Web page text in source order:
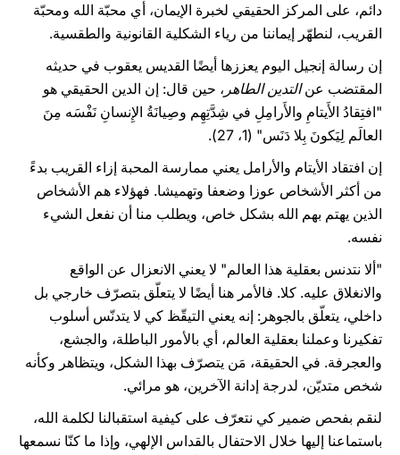
دائم، على المركز الحقيقي لخبرة الإيمان، أي محبّة الله ومحبّة
القريب، لنطهّر إيماننا من رياء الشكلية القانونية والطقسية.
إن رسالة إنجيل اليوم يعززها أيضًا القديس يعقوب في حديثه
المقتضب عنالتدين الطاهر ، حين قال: إن الدين الحقيقي هو
"افتِقادُ الأَيتامِ والأَرامِلِ في شِدَّتِهِم وصِيانَةُ الإِنسانِ نَفْسَه مِنَ
العالَم لِيَكونَ بِلا دَنَس" (1، 27).
إن افتقاد الأيتام والأرامل يعني ممارسة المحبة إزاء القريب بدءً
من أكثر الأشخاص عوزا وضعفا وتهميشا. فهؤلاء هم الأشخاص
الذين يهتم بهم الله بشكل خاص، ويطلب منا أن نفعل الشيء
نفسه.
"ألا نتدنس بعقلية هذا العالم" لا يعني الانعزال عن الواقع
والانغلاق عليه. كلا. فالأمر هنا أيضًا لا يتعلّق بتصرّف خارجي بل
داخلي، يتعلّق بالجوهر: إنه يعني التيقّظ كي لا يتدنّس أسلوب
تفكيرنا وعملنا بعقلية العالم، أي بالأمور الباطلة، والجشع،
والعجرفة. في الحقيقة، مَن يتصرّف بهذا الشكل، ويتظاهر وكأنه
شخص متديّن، لدرجة إدانة الآخرين، هو مرائي.
لنقم بفحص ضمير كي نتعرّف على كيفية استقبالنا لكلمة الله،
باستماعنا إليها خلال الاحتفال بالقداس الإلهي، وإذا ما كنّا نسمعها